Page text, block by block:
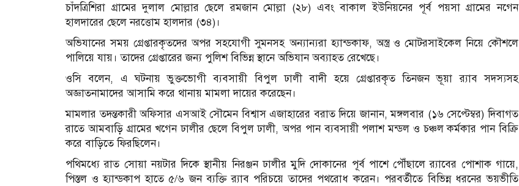
চাঁদত্রিশিরা গ্রামের দুলাল মোল্লার ছেলে রমজান মোল্লা (২৮) এবং বাকাল ইউনিয়নের পূর্ব পয়সা গ্রামের নগেন
হালদারের ছেলে নরত্তোম হালদার (৩৪)।
অভিযানের সময় গ্রেপ্তারকৃতদের অপর সহযোগী সুমনসহ অন্যান্যরা হ্যান্ডকাফ, অস্ত্র ও মোটরসাইকেল নিয়ে কৌশলে
পালিয়ে যায়। তাদের গ্রেপ্তারের জন্য পুলিশ বিভিন্ন স্থানে অভিযান অব্যাহত রেখেছে।
ওসি বলেন, এ ঘটনায় ভুক্তভোগী ব্যবসায়ী বিপুল ঢালী বাদী হয়ে গ্রেপ্তারকৃত তিনজন ভূয়া র‍্যাব সদস্যসহ
অজ্ঞাতনামাদের আসামি করে থানায় মামলা দায়ের করেছেন।
মামলার তদন্তকারী অফিসার এসআই সৌমেন বিশ্বাস এজাহারের বরাত দিয়ে জানান, মঙ্গলবার (১৬ সেপ্টেম্বর) দিবাগত
রাতে আমবাড়ি গ্রামের খগেন ঢালীর ছেলে বিপুল ঢালী, অপর পান ব্যবসায়ী পলাশ মন্ডল ও চঞ্চল কর্মকার পান বিক্রি
করে বাড়িতে ফিরছিলেন।
পথিমধ্যে রাত সোয়া নয়টার দিকে স্থানীয় নিরঞ্জন ঢালীর মুদি দোকানের পূর্ব পাশে পৌঁছালে র‍্যাবের পোশাক গায়ে,
পিস্তল ও হ্যান্ডকাপ হাতে ৫/৬ জন ব্যক্তি র‍্যাব পরিচয়ে তাদের পথরোধ করেন। পরবর্তীতে বিভিন্ন ধরনের ভয়ভীতি